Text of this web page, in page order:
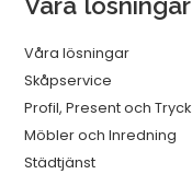
Våra lösningar
Skåpservice
Profil, Present och Tryck
Möbler och Inredning
Städtjänst